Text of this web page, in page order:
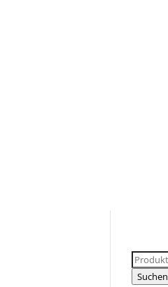
Suchen
nach:
Suchen